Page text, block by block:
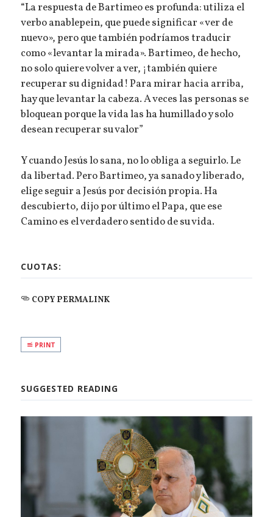
“La respuesta de Bartimeo es profunda: utiliza el
verbo anablepein, que puede significar «ver de
nuevo», pero que también podríamos traducir
como «levantar la mirada». Bartimeo, de hecho,
no solo quiere volver a ver, ¡también quiere
recuperar su dignidad! Para mirar hacia arriba,
hay que levantar la cabeza. A veces las personas se
bloquean porque la vida las ha humillado y solo
desean recuperar su valor”
Y cuando Jesús lo sana, no lo obliga a seguirlo. Le
da libertad. Pero Bartimeo, ya sanado y liberado,
elige seguir a Jesús por decisión propia. Ha
descubierto, dijo por último el Papa, que ese
Camino es el verdadero sentido de su vida.
CUOTAS:
COPY PERMALINK
PRINT
SUGGESTED READING